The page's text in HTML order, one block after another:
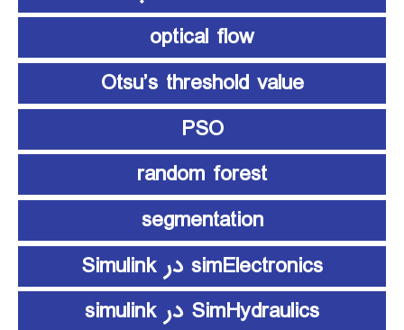
optical flow
Otsu’s threshold value
PSO
random forest
segmentation
simElectronics در Simulink
SimHydraulics در simulink